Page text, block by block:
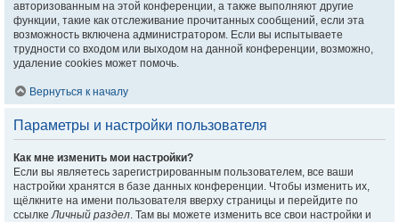
авторизованным на этой конференции, а также выполняют другие
функции, такие как отслеживание прочитанных сообщений, если эта
возможность включена администратором. Если вы испытываете
трудности со входом или выходом на данной конференции, возможно,
удаление cookies может помочь.
Вернуться к началу
Параметры и настройки пользователя
Как мне изменить мои настройки?
Если вы являетесь зарегистрированным пользователем, все ваши
настройки хранятся в базе данных конференции. Чтобы изменить их,
щёлкните на имени пользователя вверху страницы и перейдите по
ссылкеЛичный раздел. Там вы можете изменить все свои настройки и